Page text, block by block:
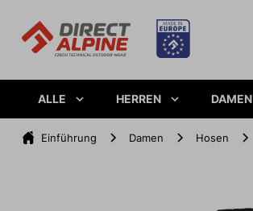
ALLE HERREN DAMEN
Einführung Damen Hosen